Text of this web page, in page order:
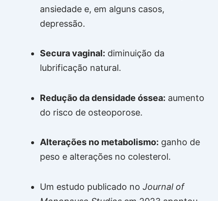
ansiedade e, em alguns casos,
depressão.
Secura vaginal: diminuição da
lubrificação natural.
Redução da densidade óssea: aumento
do risco de osteoporose.
Alterações no metabolismo: ganho de
peso e alterações no colesterol.
Um estudo publicado no Journal of